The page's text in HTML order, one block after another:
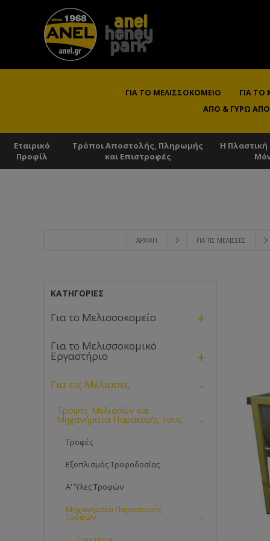
ΓΙΑ ΤΟ ΜΕΛΙΣΣΟΚΟΜΕΊΟ ΓΙΑ ΤΟ
ΑΠΌ & ΓΎΡΩ
Εταιρικό
Προφίλ
Τρόποι Αποστολής, Πληρωμής
και Επιστροφές
Η Πλαστική
ΑΡΧΙΚΉ ΓΙΑ ΤΙΣ ΜΈΛΙΣΣΕΣ
ΚΑΤΗΓΟΡΊΕΣ
Για το Μελισσοκομείο +
Για το Μελισσοκομικό
Εργαστήριο +
Για τις Μέλισσες -
Τροφές Μελισσών και
Μηχανήματα Παρακευής τους -
Τροφές
Εξοπλισμός Τροφοδοσίας
Α' Ύλες Τροφών
Μηχανήματα Παρασκευής
Τροφών -
Ζυμωτήρια